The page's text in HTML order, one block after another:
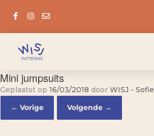
Mini jumpsuits
Geplaatst op 16/03/2018 door WISJ - Sofie
← Vorige
Volgende →